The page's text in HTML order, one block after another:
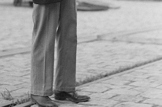
PINTEREST